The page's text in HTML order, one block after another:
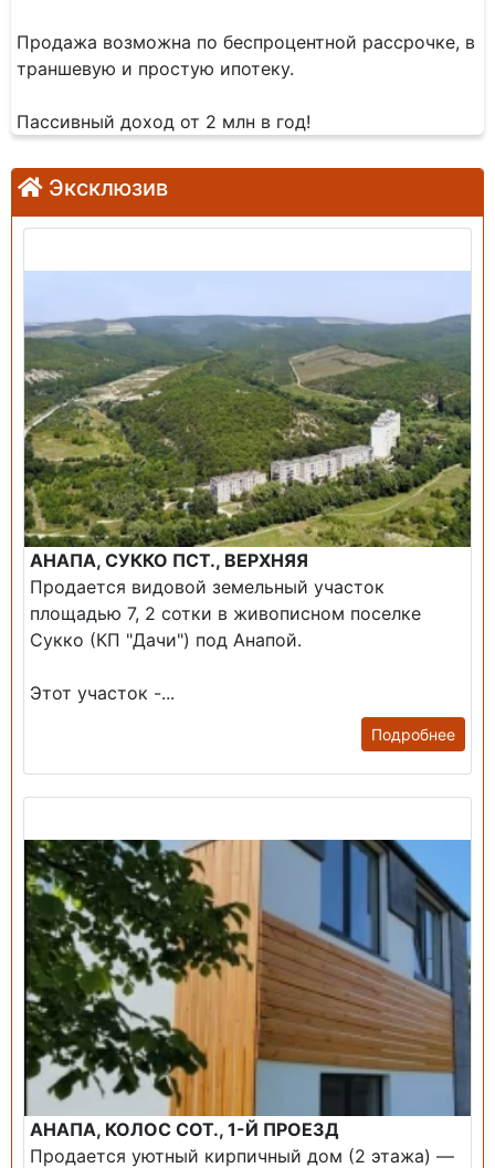
Продажа возможна по беспроцентной рассрочке, в
траншевую и простую ипотеку.
Пассивный доход от 2 млн в год!
Эксклюзив
АНАПА, СУККО ПСТ., ВЕРХНЯЯ
Продается видовой земельный участок
площадью 7, 2 сотки в живописном поселке
Сукко (КП "Дачи") под Анапой.
Этот участок -...
Подробнее
АНАПА, КОЛОС СОТ., 1-Й ПРОЕЗД
Продается уютный кирпичный дом (2 этажа) —